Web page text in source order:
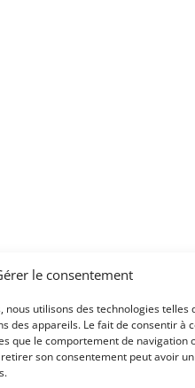
le consentement
utilisons des technologies telles
des appareils. Le fait de consentir à
que le comportement de navigation
son consentement peut avoir